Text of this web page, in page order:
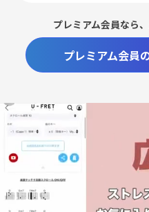
プレミアム会員なら、
プレミアム会員